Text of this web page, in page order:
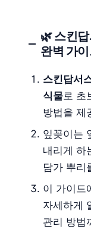
🌿 스킨
완벽 가
스킨답서
식물로 초
방법을 제
잎꽂이는
내리게 하
담가 뿌리
이 가이드
자세하게
관리 방법